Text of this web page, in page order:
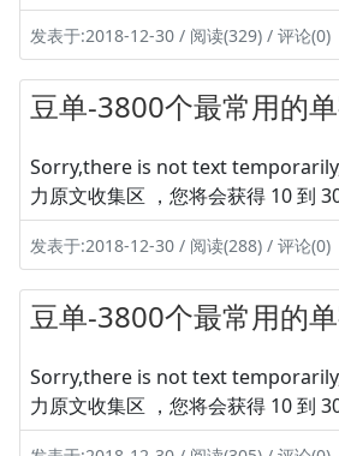
发表于:2018-12-30 / 阅读(329) / 评论(0)
豆单-3800个最常用的
Sorry,there is not text
力原文收集区 ，您将会获得 10 到
发表于:2018-12-30 / 阅读(288) / 评论(0)
豆单-3800个最常用的
Sorry,there is not text
力原文收集区 ，您将会获得 10 到